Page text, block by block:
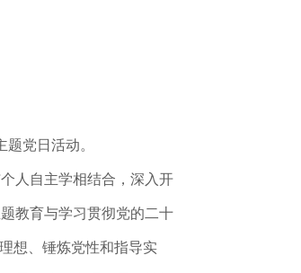
党日活动。
人自主学相结合，深入开
教育与学习贯彻党的二十
想、锤炼党性和指导实